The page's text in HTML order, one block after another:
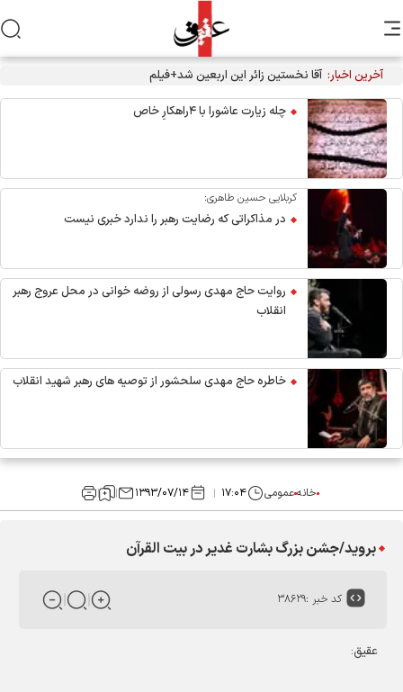
آخرین اخبار: آقا نخستین زائر این اربعین شد+فیلم
چله زیارت عاشورا با ۴راهکارِ خاص
کربلایی حسین طاهری:
در مذاکراتی که رضایت رهبر را ندارد خبری نیست
روایت حاج مهدی رسولی از روضه خوانی در محل عروج رهبر
انقلاب
خاطره حاج مهدی سلحشور از توصیه های رهبر شهید انقلاب
خانهعمومی ۱۷:۰۴ ۱۳۹۳/۰۷/۱۴
بروید/جشن بزرگ بشارت غدیر در بیت القرآن
کد خبر :۳۸۶۲۹
عقیق: